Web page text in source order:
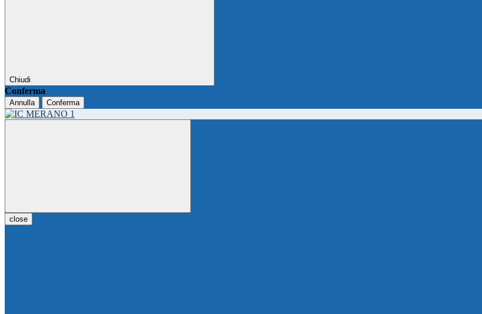
Chiudi
Conferma
Annulla Conferma
close